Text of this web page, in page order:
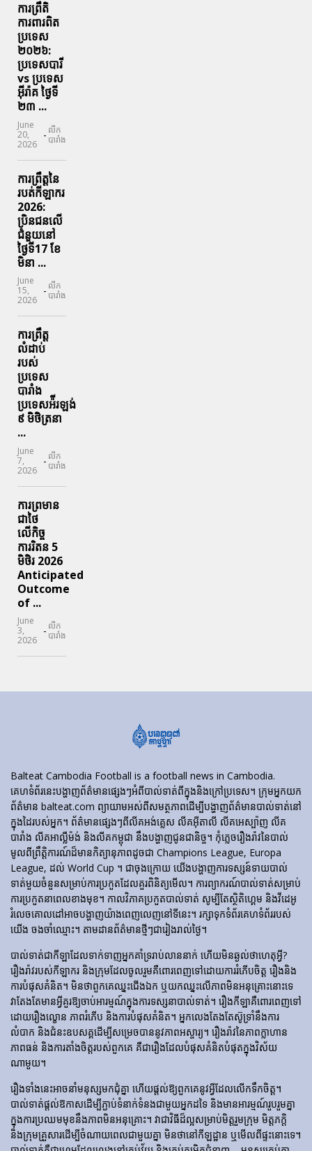
ការព្រឹតិ
ការពារ​ពិត
ប្រទេស
២០២៦:
ប្រទេសបារី
vs ប្រទេស
អ៊ីរ៉ាគ ថ្ងៃទី​
២៣ ...
June
20,
2026
- លីក
បារាំង
ការព្រឹត្តនៃ
របត់កីឡាករ
2026:
ប្រិនជនលើ
ជំនួយនៅ
ថ្ងៃទី17 ខែ
មិនា ...
June
15,
2026
- លីក
បារាំង
ការព្រឹត្ត
លំដាប់
របស់
ប្រទេស
បារាំង
ប្រទេសអ៉ីរឡង់
៩ មិថិត្រនា
...
June
7,
2026
- លីក
បារាំង
ការព្រមាន
ជាថៃ
លើកិច្ច
ការរិតន 5
មិថិរ 2026
Anticipated
Outcome
of ...
June
3,
2026
- លីក
បារាំង
Balteat Cambodia Football is a football news in Cambodia.
គេហទំព័រ​នេះ​បង្ហាញ​ព័ត៌មាន​ផ្សេងៗ​អំពី​បាល់ទាត់​ពី​ក្នុង​និង​ក្រៅ​ប្រទេស។ ក្រុមអ្នកយក
ព័ត៌មាន balteat.com ព្យាយាមអស់ពីសមត្ថភាពដើម្បីបង្ហាញព័ត៌មានបាល់ទាត់នៅ
ក្នុងដៃរបស់អ្នក។ ព័ត៌មានផ្សេងៗពីលីគអង់គ្លេស លីគអ៊ីតាលី លីគអេស្ប៉ាញ លីគ
បារាំង លីគអាល្លឺម៉ង់ និងលីគកម្ពុជា នឹងបង្ហាញជូនជានិច្ច។ កុំភ្លេចរឿងរ៉ាវនៃបាល់
មូលពីព្រឹត្តិការណ៍ដ៏មានកិត្យានុភាពដូចជា Champions League, Europa
League, ដល់ World Cup ។ ជាចុងក្រោយ យើងបង្ហាញការទស្សន៍ទាយបាល់
ទាត់មួយចំនួនសម្រាប់ការប្រកួតដែលគួរពិនិត្យមើល។ ការព្យាករណ៍បាល់ទាត់សម្រាប់
ការប្រកួតនាពេលខាងមុខ។ កាលវិភាគប្រកួតបាល់ទាត់ សូម្បីតែស្ថិតិហ្គេម និងវីដេអូ
រំលេចគោលដៅអាចបង្ហាញយ៉ាងពេញលេញនៅទីនេះ។ រក្សាទុកទំព័រគេហទំព័ររបស់
យើង ចងចាំឈ្មោះ។ តាមដានព័ត៌មានថ្មីៗជារៀងរាល់ថ្ងៃ។
បាល់ទាត់​ជា​កីឡា​ដែល​ទាក់​ទាញ​អ្នក​គាំទ្រ​រាប់​លាន​នាក់ ហើយ​មិន​ឆ្ងល់​ថា​ហេតុអ្វី?
រឿងរ៉ាវ​របស់​កីឡាករ និង​ក្រុម​ដែល​ចូលរួម​គឺ​ពោរពេញ​ទៅ​ដោយ​ការ​រំភើប​ចិត្ត រឿង​និង​
ការ​បំផុស​គំនិត។ មិនថាពួកគេឈ្នះជើងឯក ឬយកឈ្នះលើភាពមិនអនុគ្រោះនោះទេ
វាតែងតែមានអ្វីគួរឱ្យចាប់អារម្មណ៍ក្នុងការទស្សនាបាល់ទាត់។ រឿង​កីឡា​គឺ​ពោរពេញ​ទៅ​
ដោយ​រឿង​ល្ខោន ភាព​រំភើប និង​ការ​បំផុស​គំនិត។ អ្នកលេងតែងតែស៊ូទ្រាំនឹងការ
លំបាក និងជំនះឧបសគ្គដើម្បីសម្រេចបាននូវភាពអស្ចារ្យ។ រឿងរ៉ាវនៃភាពក្លាហាន
ភាពធន់ និងការតាំងចិត្តរបស់ពួកគេ គឺជារឿងដែលបំផុសគំនិតបំផុតក្នុងវិស័យ
ណាមួយ។
រឿងទាំងនេះអាចនាំមនុស្សមកជុំគ្នា ហើយផ្តល់ឱ្យពួកគេនូវអ្វីដែលលើកទឹកចិត្ត។
បាល់ទាត់ផ្តល់ឱកាសដើម្បីភ្ជាប់ទំនាក់ទំនងជាមួយអ្នកដទៃ និងមានអារម្មណ៍រួបរួមគ្នា
ក្នុងការប្រឈមមុខនឹងភាពមិនអនុគ្រោះ។ វាជាវិធីដ៏ល្អសម្រាប់មិត្តរួមក្រុម មិត្តភក្តិ
និងក្រុមគ្រួសារដើម្បីចំណាយពេលជាមួយគ្នា មិនថានៅកីឡដ្ឋាន ឬមើលពីផ្ទះនោះទេ។